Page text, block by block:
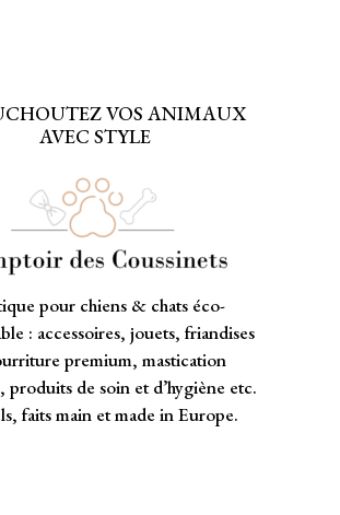
VOS ANIMAUX
AVEC STYLE
pour chiens & chats éco-
: accessoires, jouets, friandises
premium, mastication
produits de soin et d’hygiène etc.
faits main et made in Europe.